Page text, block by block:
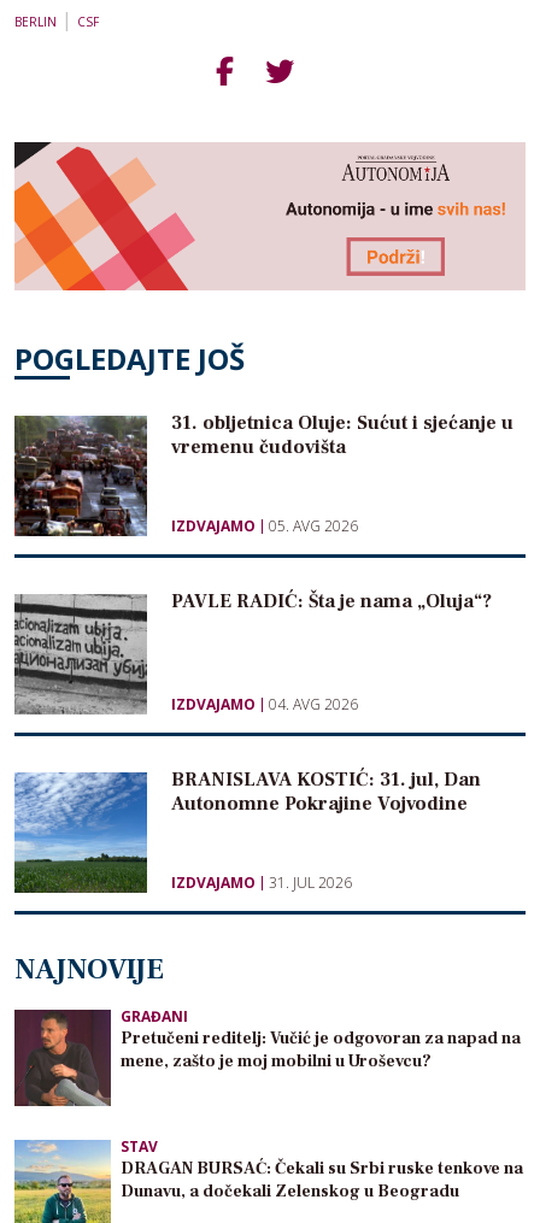
BERLIN | CSF
POGLEDAJTE JOŠ
31. obljetnica Oluje: Sućut i sjećanje u
vremenu čudovišta
IZDVAJAMO 05. AVG 2026
PAVLE RADIĆ: Šta je nama „Oluja“?
IZDVAJAMO 04. AVG 2026
BRANISLAVA KOSTIĆ: 31. jul, Dan
Autonomne Pokrajine Vojvodine
IZDVAJAMO 31. JUL 2026
NAJNOVIJE
GRAĐANI
Pretučeni reditelj: Vučić je odgovoran za napad na
mene, zašto je moj mobilni u Uroševcu?
STAV
DRAGAN BURSAĆ: Čekali su Srbi ruske tenkove na
Dunavu, a dočekali Zelenskog u Beogradu